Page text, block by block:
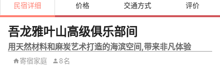
民宿详细 价格 交通方式 评价
吾龙雅叶山高级俱乐部间
用天然材料和麻炭艺术打造的海滨空间,带来非凡体验
寄宿家庭 8名